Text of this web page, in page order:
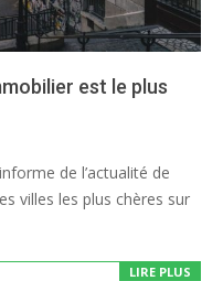
est le plus
de l’actualité de
villes les plus chères sur
LIRE PLUS